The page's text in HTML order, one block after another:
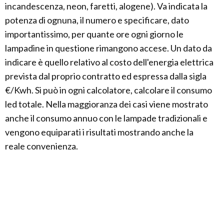
incandescenza, neon, faretti, alogene). Va indicata la
potenza di ognuna, il numero e specificare, dato
importantissimo, per quante ore ogni giorno le
lampadine in questione rimangono accese. Un dato da
indicare è quello relativo al costo dell'energia elettrica
prevista dal proprio contratto ed espressa dalla sigla
€/Kwh. Si può in ogni calcolatore, calcolare il consumo
led totale. Nella maggioranza dei casi viene mostrato
anche il consumo annuo con le lampade tradizionali e
vengono equiparati i risultati mostrando anche la
reale convenienza.